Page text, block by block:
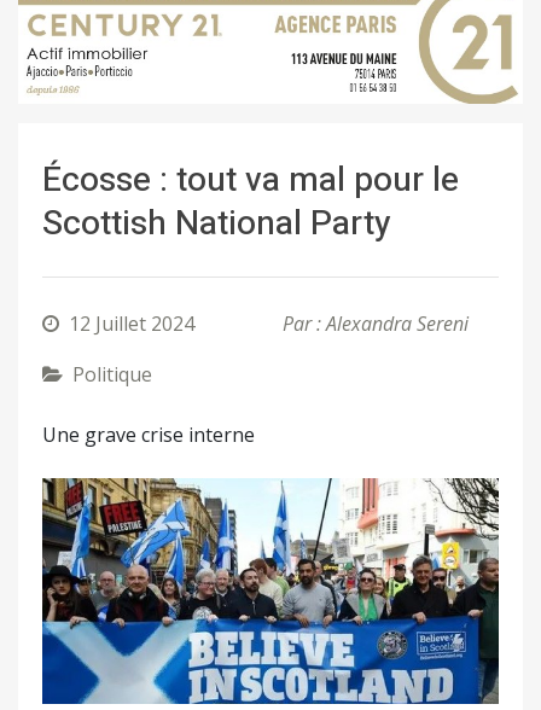
Écosse : tout va mal pour le
Scottish National Party
12 Juillet 2024
Par : Alexandra Sereni
Politique
Une grave crise interne